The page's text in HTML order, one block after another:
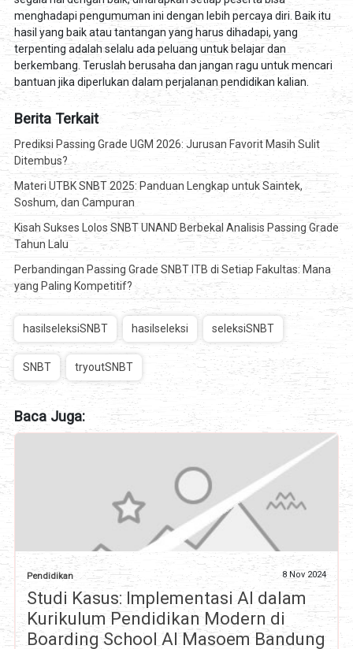
menghadapi pengumuman ini dengan lebih percaya diri. Baik itu
hasil yang baik atau tantangan yang harus dihadapi, yang
terpenting adalah selalu ada peluang untuk belajar dan
berkembang. Teruslah berusaha dan jangan ragu untuk mencari
bantuan jika diperlukan dalam perjalanan pendidikan kalian.
Berita Terkait
Prediksi Passing Grade UGM 2026: Jurusan Favorit Masih Sulit
Ditembus?
Materi UTBK SNBT 2025: Panduan Lengkap untuk Saintek,
Soshum, dan Campuran
Kisah Sukses Lolos SNBT UNAND Berbekal Analisis Passing Grade
Tahun Lalu
Perbandingan Passing Grade SNBT ITB di Setiap Fakultas: Mana
yang Paling Kompetitif?
hasilseleksiSNBT hasilseleksi seleksiSNBT
SNBT tryoutSNBT
Baca Juga:
Pendidikan 8 Nov 2024
Studi Kasus: Implementasi AI dalam
Kurikulum Pendidikan Modern di
Boarding School Al Masoem Bandung